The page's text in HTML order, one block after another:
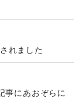
れました
にあおぞらに